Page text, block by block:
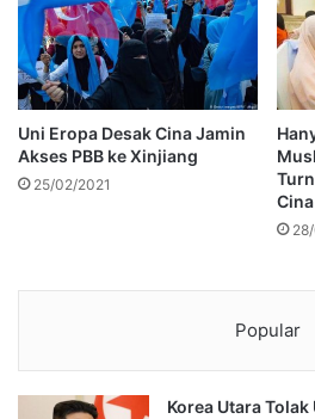
Uni Eropa Desak Cina Jamin
Akses PBB ke Xinjiang
25/02/2021
Cina
Popular
Korea Utara